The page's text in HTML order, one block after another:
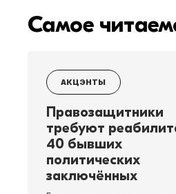
Самое
АКЦЭНТЫ
Правозащитники
требуют
40 бывших
политических
заключённых